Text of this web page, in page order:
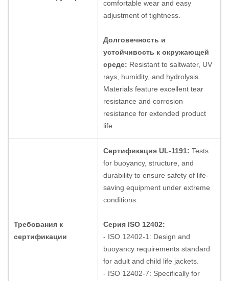
comfortable wear and easy
adjustment of tightness.
Долговечность и
устойчивость к окружающей
среде: Resistant to saltwater, UV
rays, humidity, and hydrolysis.
Materials feature excellent tear
resistance and corrosion
resistance for extended product
life.
Требования к
сертификации
Сертификация UL-1191: Tests
for buoyancy, structure, and
durability to ensure safety of life-
saving equipment under extreme
conditions.
Серия ISO 12402:
- ISO 12402-1: Design and
buoyancy requirements standard
for adult and child life jackets.
- ISO 12402-7: Specifically for